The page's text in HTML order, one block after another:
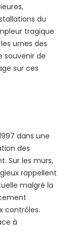
du
tragique
urnes des
souvenir de
sur ces
dans une
des
Sur les murs,
rappellent
malgré la
contrôles.
à